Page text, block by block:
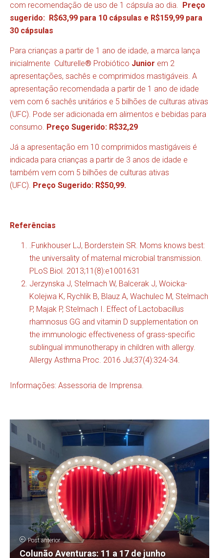
com recomendação de uso de 1 cápsula ao dia. Preço
sugerido: R$63,99 para 10 cápsulas e R$159,99 para
30 cápsulas
Para crianças a partir de 1 ano de idade, a marca lança
inicialmente Culturelle® Probiótico Junior em 2
apresentações, sachês e comprimidos mastigáveis. A
apresentação recomendada a partir de 1 ano de idade
vem com 6 sachês unitários e 5 bilhões de culturas ativas
(UFC). Pode ser adicionada em alimentos e bebidas para
consumo. Preço Sugerido: R$32,29
Já a apresentação em 10 comprimidos mastigáveis é
indicada para crianças a partir de 3 anos de idade e
também vem com 5 bilhões de culturas ativas
(UFC). Preço Sugerido: R$50,99.
Referências
.Funkhouser LJ, Borderstein SR. Moms knows best:
the universality of maternal microbial transmission.
PLoS Biol. 2013;11(8):e1001631
Jerzynska J, Stelmach W, Balcerak J, Woicka-
Kolejwa K, Rychlik B, Blauz A, Wachulec M, Stelmach
P, Majak P, Stelmach I. Effect of Lactobacillus
rhamnosus GG and vitamin D supplementation on
the immunologic effectiveness of grass-specific
sublingual immunotherapy in children with allergy.
Allergy Asthma Proc. 2016 Jul;37(4):324-34.
Informações: Assessoria de Imprensa.
Post anterior
Colunão Aventuras: 11 a 17 de junho